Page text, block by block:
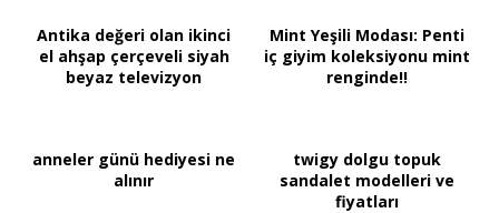
Antika değeri olan ikinci
el ahşap çerçeveli siyah
beyaz televizyon
Mint Yeşili Modası: Penti
iç giyim koleksiyonu mint
renginde!!
anneler günü hediyesi ne
alınır
twigy dolgu topuk
sandalet modelleri ve
fiyatları